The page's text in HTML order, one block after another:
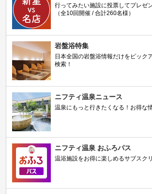
行ってみたい施設に投票してプレゼ
（全10回開催 / 合計260名様）
岩盤浴特集
日本全国の岩盤浴情報だけをピック
検索！
ニフティ温泉ニュース
温泉にもっと行きたくなる！お得な
ニフティ温泉 おふろパス
温浴施設をお得に楽しめるサブスク